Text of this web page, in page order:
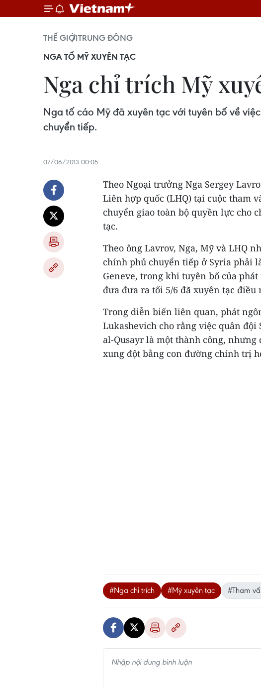
THẾ GIỚITRUNG ĐÔNG
NGA TỐ MỸ XUYÊN TẠC
Nga chỉ trích Mỹ
Nga tố cáo Mỹ đã xuyên tạc với tuyên bố về
chuyển tiếp.
07/06/2013 00:05
Theo Ngoại trưởng Nga Sergey
Liên hợp quốc (LHQ) tại cuộc tham
chuyển giao toàn bộ quyền lực cho
tạc.
Theo ông Lavrov, Nga, Mỹ và LHQ
chính phủ chuyển tiếp ở Syria phải
Geneve, trong khi tuyên bố của
đưa đưa ra tối 5/6 đã xuyên tạc điều
Trong diễn biến liên quan, phát
Lukashevich cho rằng việc quân
al-Qusayr là một thành công,
xung đột bằng con đường chính trị
#Nga chỉ trích #Mỹ xuyên tạc #Tham